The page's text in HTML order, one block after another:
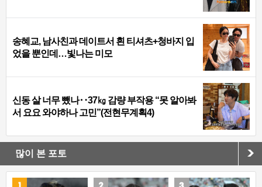
송혜교, 남사친과 데이트서 흰 티셔츠+청바지 입
었을 뿐인데…빛나는 미모
신동 살 너무 뺐나‥37㎏ 감량 부작용 “못 알아봐
서 요요 와야하나 고민”(전현무계획4)
많이 본 포토